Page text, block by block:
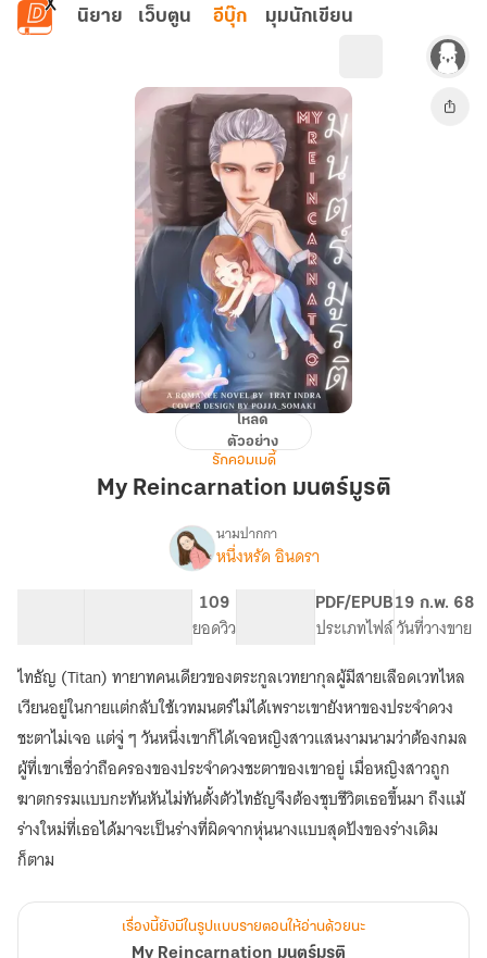
ข้ามไปยังเนื้อหาหลัก
นิยาย เว็บตูน อีบุ๊ก มุมนักเขียน
Reincarnation
มนตร์
โหลด
ตัวอย่าง
รักคอมเมดี้
My Reincarnation มนตร์มูรติ
เรื่องMy
นามปากกา
หนึ่งหรัด อินดรา
109
ยอดวิว
PDF/EPUB
ประเภทไฟล์
19 ก.พ. 68
วันที่วางขาย
ไทธัญ (Titan) ทายาทคนเดียวของตระกูลเวทยากุลผู้มีสายเลือดเวทไหล
เวียนอยู่ในกายแต่กลับใช้เวทมนตร์ไม่ได้เพราะเขายังหาของประจำดวง
ชะตาไม่เจอ แต่จู่ ๆ วันหนึ่งเขาก็ได้เจอหญิงสาวแสนงามนามว่าต้องกมล
ผู้ที่เขาเชื่อว่าถือครองของประจำดวงชะตาของเขาอยู่ เมื่อหญิงสาวถูก
ฆาตกรรมแบบกะทันหันไม่ทันตั้งตัวไทธัญจึงต้องชุบชีวิตเธอขึ้นมา ถึงแม้
ร่างใหม่ที่เธอได้มาจะเป็นร่างที่ผิดจากหุ่นนางแบบสุดปังของร่างเดิม
เรื่องนี้ยังมีในรูปแบบรายตอนให้อ่านด้วยนะ
My Reincarnation มนตร์มูรติ